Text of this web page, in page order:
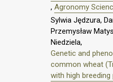
, Agronomy
Sylwia Jędzura,
Przemysław
Niedziela,
Genetic and
common wheat
with high breeding